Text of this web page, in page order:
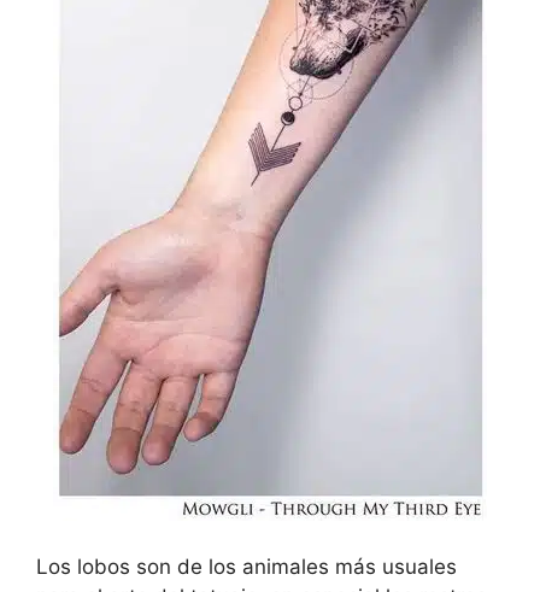
Los lobos son de los animales más usuales